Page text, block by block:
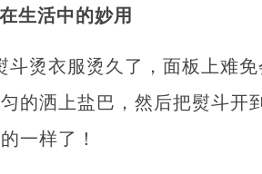
生活中的妙用
斗烫衣服烫久了，面板上难
的洒上盐巴，然后把熨斗开
一样了！